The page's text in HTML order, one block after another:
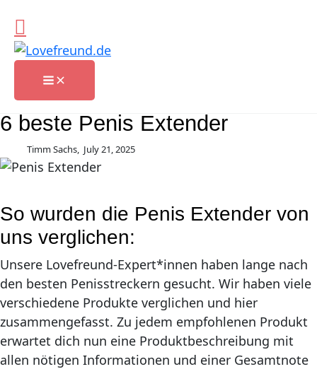
content
Main
Menu
6 beste Penis Extender
Timm Sachs, July 21, 2025
So wurden die Penis Extender von
uns verglichen:
Unsere Lovefreund-Expert*innen haben lange nach
den besten Penisstreckern gesucht. Wir haben viele
verschiedene Produkte verglichen und hier
zusammengefasst. Zu jedem empfohlenen Produkt
erwartet dich nun eine Produktbeschreibung mit
allen nötigen Informationen und einer Gesamtnote